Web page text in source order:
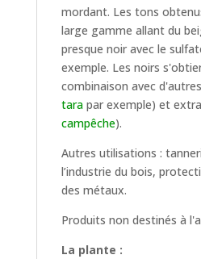
mordant. Les tons
large gamme allant du
presque noir avec le
exemple. Les noirs
combinaison avec
tarapar exemple) et
campêche).
Autres utilisations :
l’industrie du bois,
des métaux.
Produits non destinés à
La plante :